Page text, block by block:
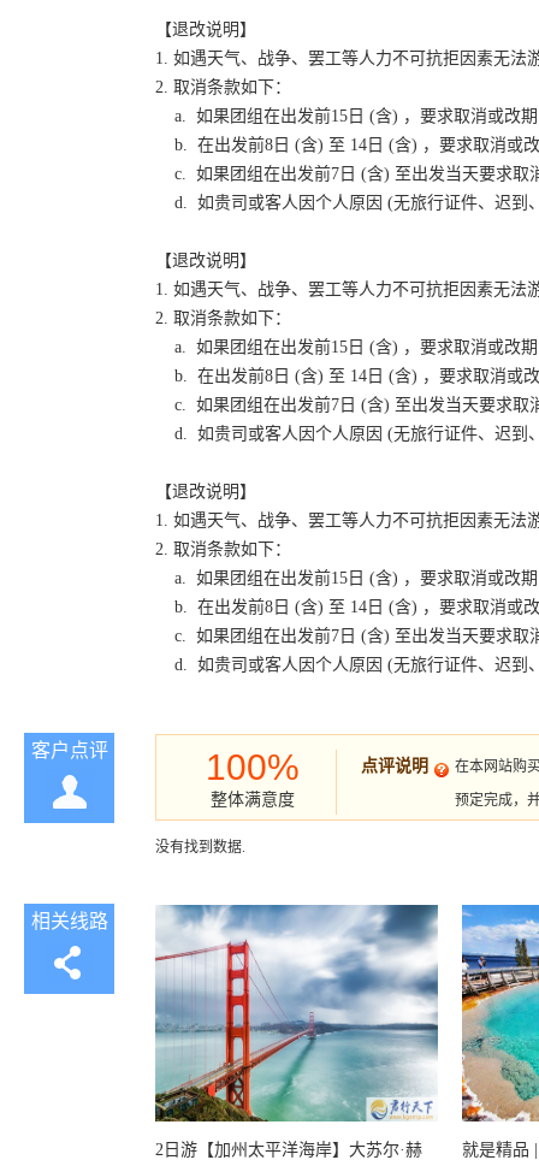
【退改说明】
1. 如遇天气、战争、罢工等人力不可抗拒因素无
2. 取消条款如下：
a. 如果团组在出发前15日 (含) ，要求取消或改
b. 在出发前8日 (含) 至 14日 (含) ，要求取消或
c. 如果团组在出发前7日 (含) 至出发当天要求取
d. 如贵司或客人因个人原因 (无旅行证件、迟到
【退改说明】
1. 如遇天气、战争、罢工等人力不可抗拒因素无
2. 取消条款如下：
a. 如果团组在出发前15日 (含) ，要求取消或改
b. 在出发前8日 (含) 至 14日 (含) ，要求取消或
c. 如果团组在出发前7日 (含) 至出发当天要求取
d. 如贵司或客人因个人原因 (无旅行证件、迟到
【退改说明】
1. 如遇天气、战争、罢工等人力不可抗拒因素无
2. 取消条款如下：
a. 如果团组在出发前15日 (含) ，要求取消或改
b. 在出发前8日 (含) 至 14日 (含) ，要求取消或
c. 如果团组在出发前7日 (含) 至出发当天要求取
d. 如贵司或客人因个人原因 (无旅行证件、迟到
客户点评 100%
整体满意度
点评说明
在本网站购
预定完成，
没有找到数据.
相关线路
2日游【加州太平洋海岸】大苏尔·赫
就是精品